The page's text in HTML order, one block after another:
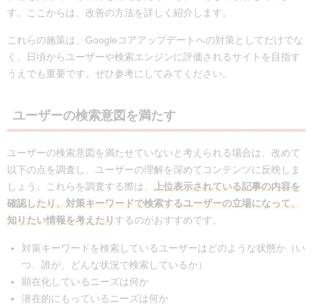
す。ここからは、改善の方法を詳しく紹介します。
これらの施策は、Googleコアアップデートへの対策としてだけでな
く、日頃からユーザーや検索エンジンに評価されるサイトを目指す
うえでも重要です。ぜひ参考にしてみてください。
ユーザーの検索意図を満たす
ユーザーの検索意図を満たせていないと考えられる場合は、改めて
以下の点を調査し、ユーザーの理解を深めてコンテンツに反映しま
しょう。これらを調査する際は、 上位表示されている記事の内容を
確認したり、対策キーワードで検索するユーザーの立場になって、
知りたい情報を考えたりするのがおすすめです。
対策キーワードを検索しているユーザーはどのような状態か（い
つ、誰が、どんな状況で検索しているか）
顕在化しているニーズは何か
潜在的にもっているニーズは何か